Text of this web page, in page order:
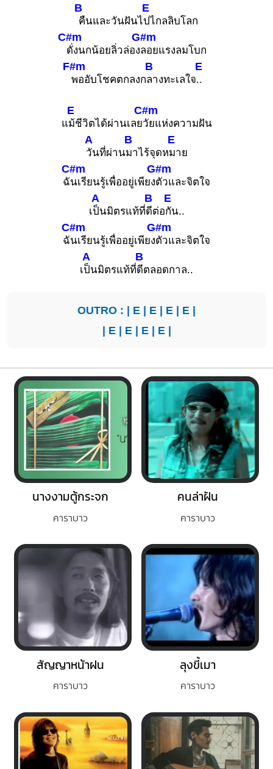
B
คืนและวันฝันไ
E
ปไกลลิบโลก
C#m
ดั่งนกน้อยลิ่วล่อง
G#m
ลอยแรงลมโบก
F#m
พออับโชคตกลงก
B
ลางทะเลใจ
E
..
แ
E
ม้ชีวิตได้ผ่านเลย
C#m
วัยแห่งความฝัน
A
วันที่ผ่าน
B
มาไร้จุดห
E
มาย
ฉั
C#m
นเรียนรู้เพื่ออยู่เพียง
G#m
ตัวและจิตใจ
เ
A
ป็นมิตรแท้ที่
B
ดีต่อ
E
กัน..
ฉั
C#m
นเรียนรู้เพื่ออยู่เพียง
G#m
ตัวและจิตใจ
เ
A
ป็นมิตรแท้ที่
B
ดีตลอดกาล..
OUTRO : | E | E | E | E |
| E| E| E| E|
นางงามตู้กระจก
คาราบาว
คนล่าฝัน
คาราบาว
สัญญาหน้าฝน
คาราบาว
ลุงขี้เมา
คาราบาว